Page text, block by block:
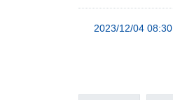
2023/12/04 08:30